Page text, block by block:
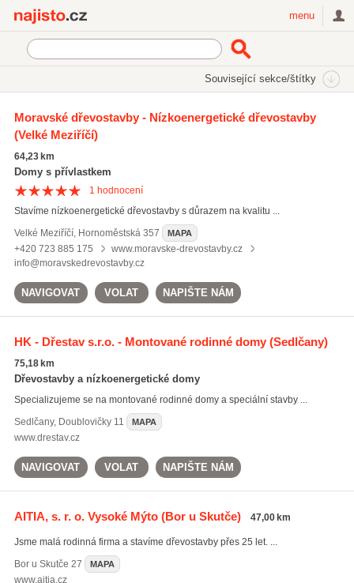
menu
Související sekce/štítky
montované domy(126)
nízkoenergetické domy
rodinné domy na klíč
Moravské dřevostavby - Nízkoenergetické dřevostavby
(Velké Meziříčí)
64,23 km
Domy s přívlastkem
1 hodnocení
Stavíme nízkoenergetické dřevostavby s důrazem na kvalitu ...
Velké Meziříčí, Hornoměstská 357 MAPA
+420 723 885 175
www.moravske-drevostavby.cz
info@moravskedrevostavby.cz
NAVIGOVAT VOLAT NAPIŠTE NÁM
HK - Dřestav s.r.o. - Montované rodinné domy(Sedlčany)
75,18 km
Dřevostavby a nízkoenergetické domy
Specializujeme se na montované rodinné domy a speciální stavby ...
Sedlčany, Doublovičky 11 MAPA
www.drestav.cz
NAVIGOVAT VOLAT NAPIŠTE NÁM
AITIA, s. r. o. Vysoké Mýto(Bor u Skutče) 47,00 km
Jsme malá rodinná firma a stavíme dřevostavby přes 25 let. ...
Bor u Skutče 27 MAPA
www.aitia.cz